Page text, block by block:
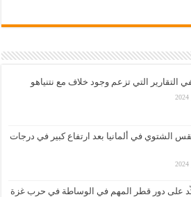
التقارير التي تزعم وجود خلاف مع نتنياهو
الشتوي في ألمانيا بعد ارتفاع كبير في درجات
على دور قطر المهم في الوساطة في حرب غزة